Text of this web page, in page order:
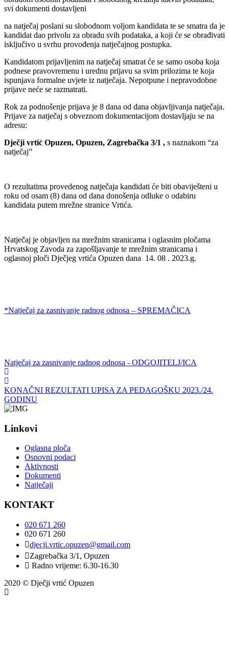
svi dokumenti dostavljeni
na natječaj poslani su slobodnom voljom kandidata te se smatra da je
kandidat dao privolu za obradu svih podataka, a koji će se obrađivati
isključivo u svrhu provođenja natječajnog postupka.
Kandidatom prijavljenim na natječaj smatrat će se samo osoba koja
podnese pravovremenu i urednu prijavu sa svim prilozima te koja
ispunjava formalne uvjete iz natječaja. Nepotpune i nepravodobne
prijave neće se razmatrati.
Rok za podnošenje prijava je 8 dana od dana objavljivanja natječaja.
Prijave za natječaj s obveznom dokumentacijom dostavljaju se na
adresu:
Dječji vrtić Opuzen, Opuzen, Zagrebačka 3/1 , s naznakom “za
natječaj”
O rezultatima provedenog natječaja kandidati će biti obaviješteni u
roku od osam (8) dana od dana donošenja odluke o odabiru
kandidata putem mrežne stranice Vrtića.
Natječaj je objavljen na mrežnim stranicama i oglasnim pločama
Hrvatskog Zavoda za zapošljavanje te mrežnim stranicama i
oglasnoj ploči Dječjeg vrtića Opuzen dana 14. 08 . 2023.g.
*Natječaj za zasnivanje radnog odnosa – SPREMAČICA
Natječaj za zasnivanje radnog odnosa - ODGOJITELJ/ICA
KONAČNI REZULTATI UPISA ZA PEDAGOŠKU 2023./24.
GODINU
Linkovi
Oglasna ploča
Osnovni podaci
Aktivnosti
Dokumenti
Natječaji
KONTAKT
020 671 260
020 671 260
djecji.vrtic.opuzen@gmail.com
Zagrebačka 3/1, Opuzen
Radno vrijeme: 6.30-16.30
2020 © Dječji vrtić Opuzen